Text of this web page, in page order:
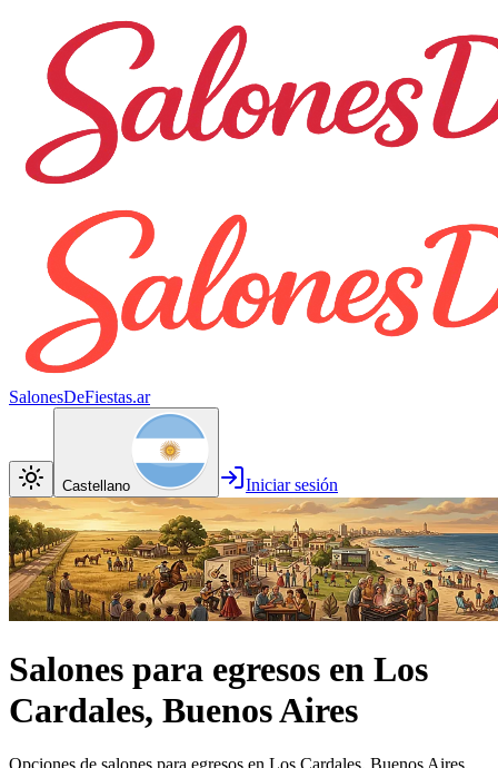
SalonesDeFiestas.ar
Castellano Iniciar sesión
Salones para egresos en Los
Cardales, Buenos Aires